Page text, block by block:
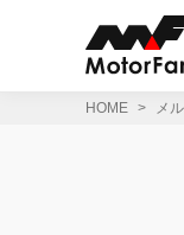
HOME メ